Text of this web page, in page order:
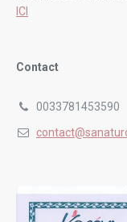
ICI
Contact
0033781453590